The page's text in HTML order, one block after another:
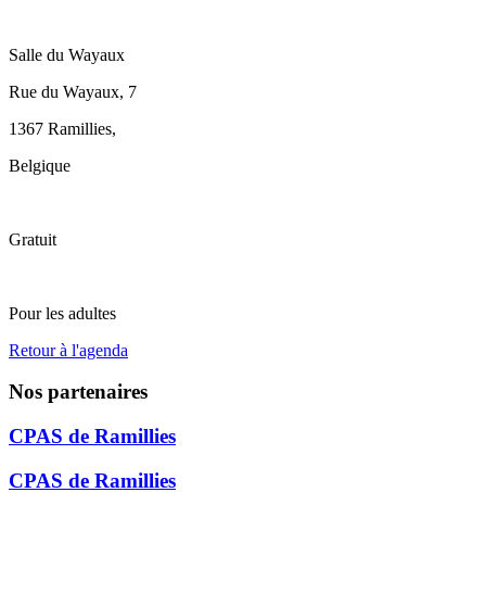
Salle du Wayaux
Rue du Wayaux, 7
1367 Ramillies,
Belgique
Gratuit
Pour les adultes
Retour à l'agenda
Nos partenaires
CPAS de Ramillies
CPAS de Ramillies